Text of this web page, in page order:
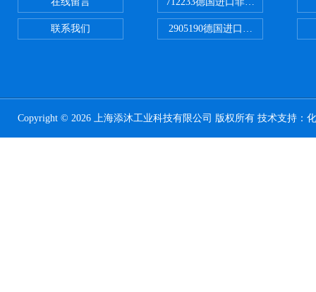
联系我们 2905190德国进口菲尼克斯继电器
Copyright © 2026 上海添沐工业科技有限公司 版权所有 技术支持：